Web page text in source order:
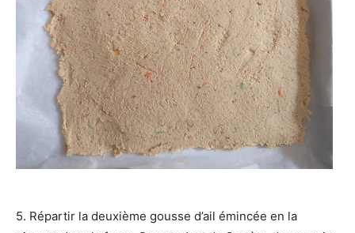
5. Répartir la deuxième gousse d’ail émincée en la